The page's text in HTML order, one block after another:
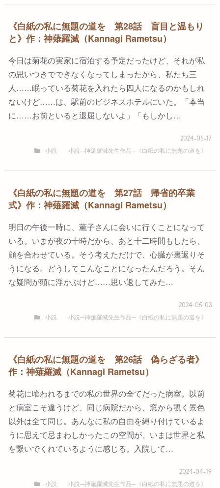
《白紙の私に無題の道を 第28話 盲目と温もり
と》作：神薙羅滅（Kannagi Rametsu）
今日は菊花の実家に宿泊する予定だったけど、それが私
の思いつきでできなくなってしまったから、私たち三
人……眠っている菊花を入れたら四人になるのかもしれ
ないけど……は、駅前のビジネスホテルにいた。「本当
に……お前といると退屈しないよ」「もしかし…
2024-05-17
小説 小説─神薙羅滅先生作品─《白紙の私に無題の道を》
《白紙の私に無題の道を 第27話 帰省的卒業
式》作：神薙羅滅（Kannagi Rametsu）
明日の午後一時に、薫子さんに会いに行くことになって
いる。いまが夜の十時だから、あと十二時間もしたら、
顔を合わせている。そう考えただけで、心臓が裏返りそ
うになる。どうしてこんなことになったんだろう。そん
な疑問が頭に浮かぶけど……思い返してみた…
2024-05-03
小説 小説─神薙羅滅先生作品─《白紙の私に無題の道を》
《白紙の私に無題の道を 第26話 偽らざる者》
作：神薙羅滅（Kannagi Rametsu）
菊花に喰われるまでの私の世界の全てだった病室。以前
と病室こそ違うけど、同じ病院だから、窓から覗く景色
以外は全て同じ。あんなに私の自由を縛り付けているよ
うに思えて忌まわしかったこの空間が、いまは世界と私
を繋いでくれているように感じる。入院して…
2024-04-19
小説 小説─神薙羅滅先生作品─《白紙の私に無題の道を》